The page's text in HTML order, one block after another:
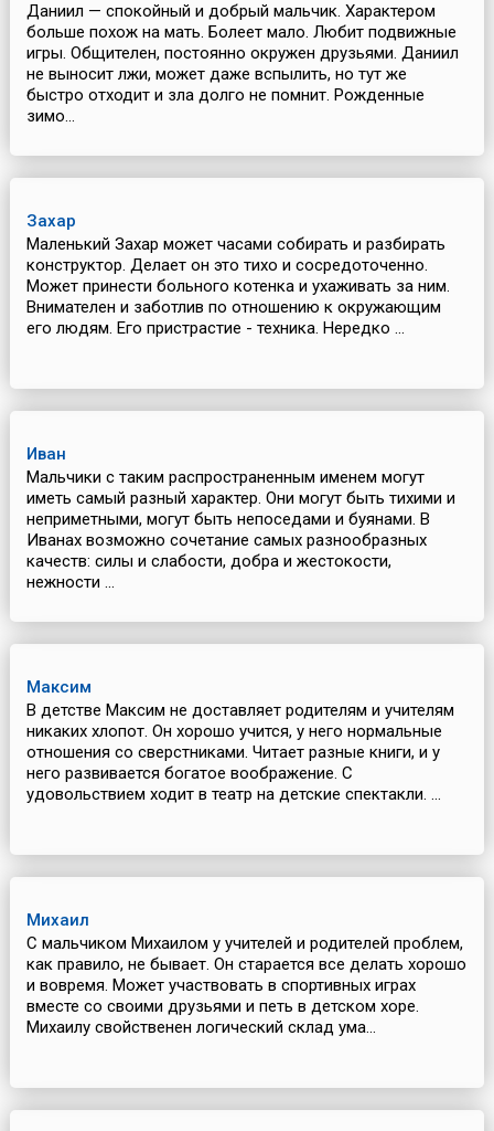
Даниил — спокойный и добрый мальчик. Характером
больше похож на мать. Болеет мало. Любит подвижные
игры. Общителен, постоянно окружен друзьями. Даниил
не выносит лжи, может даже вспылить, но тут же
быстро отходит и зла долго не помнит. Рожденные
зимо...
Захар
Маленький Захар может часами собирать и разбирать
конструктор. Делает он это тихо и сосредоточенно.
Может принести больного котенка и ухаживать за ним.
Внимателен и заботлив по отношению к окружающим
его людям. Его пристрастие - техника. Нередко ...
Иван
Мальчики с таким распространенным именем могут
иметь самый разный характер. Они могут быть тихими и
неприметными, могут быть непоседами и буянами. В
Иванах возможно сочетание самых разнообразных
качеств: силы и слабости, добра и жестокости,
нежности ...
Максим
В детстве Максим не доставляет родителям и учителям
никаких хлопот. Он хорошо учится, у него нормальные
отношения со сверстниками. Читает разные книги, и у
него развивается богатое воображение. С
удовольствием ходит в театр на детские спектакли. ...
Михаил
С мальчиком Михаилом у учителей и родителей проблем,
как правило, не бывает. Он старается все делать хорошо
и вовремя. Может участвовать в спортивных играх
вместе со своими друзьями и петь в детском хоре.
Михаилу свойственен логический склад ума...